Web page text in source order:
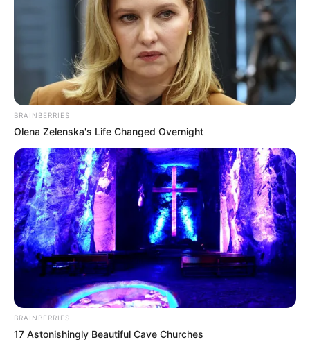
BRAINBERRIES
Olena Zelenska's Life Changed Overnight
BRAINBERRIES
17 Astonishingly Beautiful Cave Churches